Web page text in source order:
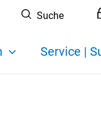
Suche
Service |